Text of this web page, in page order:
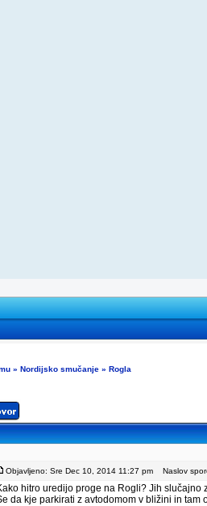
» Nordijsko smučanje » Rogla
Objavljeno: Sre Dec 10, 2014 11:27 pm Naslov
hitro uredijo proge na Rogli? Jih slučajno
da kje parkirati z avtodomom v bližini in tam